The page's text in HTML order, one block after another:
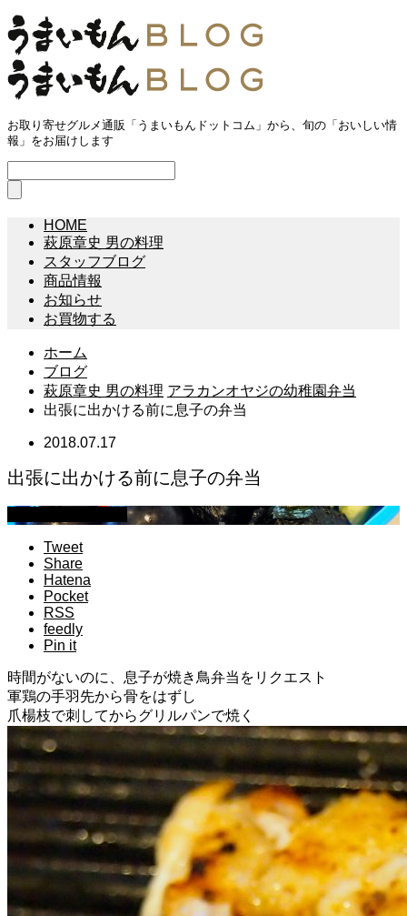
お取り寄せグルメ通販「うまいもんドットコム」から、旬の「おいしい情
報」をお届けします
HOME
萩原章史 男の料理
スタッフブログ
商品情報
お知らせ
お買物する
ホーム
ブログ
萩原章史 男の料理 アラカンオヤジの幼稚園弁当
出張に出かける前に息子の弁当
2018.07.17
出張に出かける前に息子の弁当
Tweet
Share
Hatena
Pocket
RSS
feedly
Pin it
時間がないのに、息子が焼き鳥弁当をリクエスト
軍鶏の手羽先から骨をはずし
爪楊枝で刺してからグリルパンで焼く